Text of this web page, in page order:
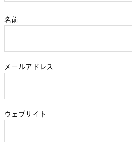
名前
メールアドレス
ウェブサイト